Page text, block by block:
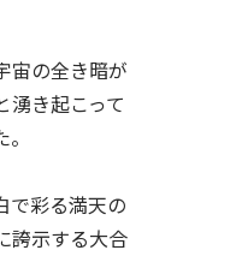
宙の全き暗が
湧き起こって
で彩る満天の
誇示する大合